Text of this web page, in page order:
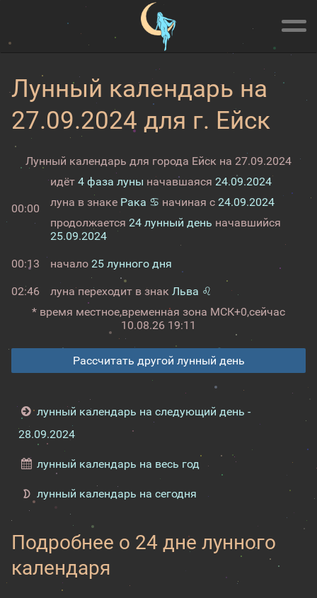
Лунный календарь на
27.09.2024 для г. Ейск
Лунный календарь для города Ейск на 27.09.2024
00:00
идёт 4 фаза луны начавшаяся 24.09.2024
луна в знаке Рака ♋ начиная с 24.09.2024
продолжается 24 лунный день начавшийся
25.09.2024
00:13 начало 25 лунного дня
02:46 луна переходит в знак Льва ♌
* время местное,временная зона МСК+0,сейчас
10.08.26 19:11
Рассчитать другой лунный день
лунный календарь на следующий день -
28.09.2024
лунный календарь на весь год
лунный календарь на сегодня
Подробнее о 24 дне лунного
календаря